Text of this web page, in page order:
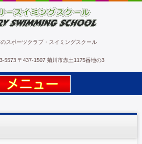
スイミングスクール
スポーツクラブ・スイミングスクール
5573 〒437-1507 菊川市赤土1175番地の3